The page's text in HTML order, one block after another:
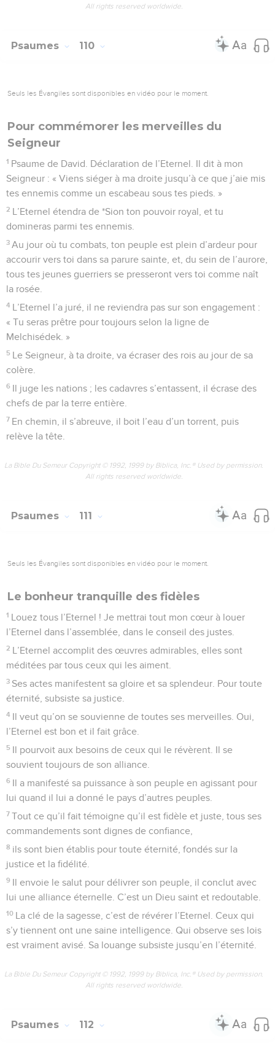
All rights reserved worldwide.
Psaumes 110
Seuls les Évangiles sont disponibles en vidéo pour le moment.
Pour commémorer les merveilles du
Seigneur
1 Psaume de David. Déclaration de l’Eternel. Il dit à mon
Seigneur : « Viens siéger à ma droite jusqu’à ce que j’aie mis
tes ennemis comme un escabeau sous tes pieds. »
2 L’Eternel étendra de *Sion ton pouvoir royal, et tu
domineras parmi tes ennemis.
3 Au jour où tu combats, ton peuple est plein d’ardeur pour
accourir vers toi dans sa parure sainte, et, du sein de l’aurore,
tous tes jeunes guerriers se presseront vers toi comme naît
la rosée.
4 L’Eternel l’a juré, il ne reviendra pas sur son engagement :
« Tu seras prêtre pour toujours selon la ligne de
Melchisédek. »
5 Le Seigneur, à ta droite, va écraser des rois au jour de sa
colère.
6 Il juge les nations ; les cadavres s’entassent, il écrase des
chefs de par la terre entière.
7 En chemin, il s’abreuve, il boit l’eau d’un torrent, puis
relève la tête.
La Bible Du Semeur Copyright © 1992, 1999 by Biblica, Inc.® Used by permission.
All rights reserved worldwide.
Psaumes 111
Seuls les Évangiles sont disponibles en vidéo pour le moment.
Le bonheur tranquille des fidèles
1 Louez tous l’Eternel ! Je mettrai tout mon cœur à louer
l’Eternel dans l’assemblée, dans le conseil des justes.
2 L’Eternel accomplit des œuvres admirables, elles sont
méditées par tous ceux qui les aiment.
3 Ses actes manifestent sa gloire et sa splendeur. Pour toute
éternité, subsiste sa justice.
4 Il veut qu’on se souvienne de toutes ses merveilles. Oui,
l’Eternel est bon et il fait grâce.
5 Il pourvoit aux besoins de ceux qui le révèrent. Il se
souvient toujours de son alliance.
6 Il a manifesté sa puissance à son peuple en agissant pour
lui quand il lui a donné le pays d’autres peuples.
7 Tout ce qu’il fait témoigne qu’il est fidèle et juste, tous ses
commandements sont dignes de confiance,
8 ils sont bien établis pour toute éternité, fondés sur la
justice et la fidélité.
9 Il envoie le salut pour délivrer son peuple, il conclut avec
lui une alliance éternelle. C’est un Dieu saint et redoutable.
10 La clé de la sagesse, c’est de révérer l’Eternel. Ceux qui
s’y tiennent ont une saine intelligence. Qui observe ses lois
est vraiment avisé. Sa louange subsiste jusqu’en l’éternité.
La Bible Du Semeur Copyright © 1992, 1999 by Biblica, Inc.® Used by permission.
All rights reserved worldwide.
Psaumes 112